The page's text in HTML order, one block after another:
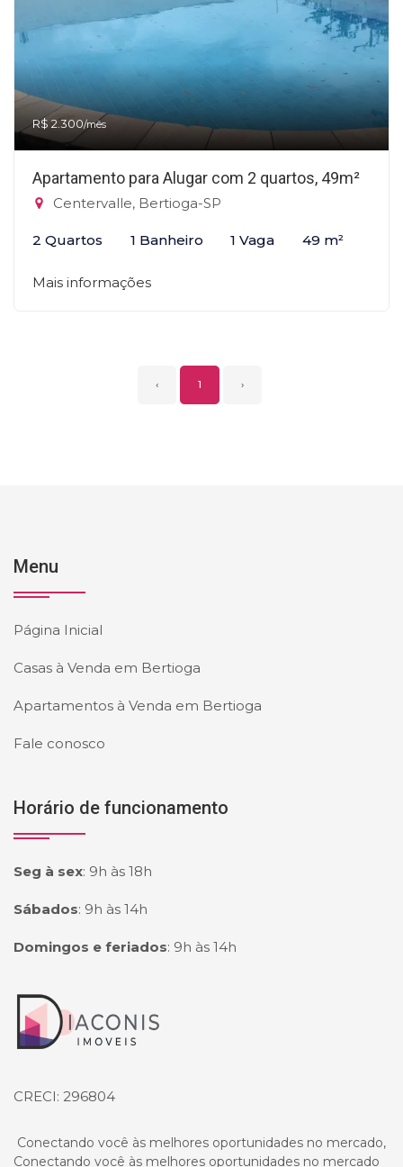
R$ 2.300/mês
Apartamento para Alugar com 2 quartos, 49m²
Centervalle, Bertioga-SP
2 Quartos 1 Banheiro 1 Vaga 49 m²
Mais informações
‹ 1 ›
Menu
Página Inicial
Casas à Venda em Bertioga
Apartamentos à Venda em Bertioga
Fale conosco
Horário de funcionamento
Seg à sex: 9h às 18h
Sábados: 9h às 14h
Domingos e feriados: 9h às 14h
Página inicial
CRECI: 296804
Conectando você às melhores oportunidades no mercado,
Conectando você às melhores oportunidades no mercado